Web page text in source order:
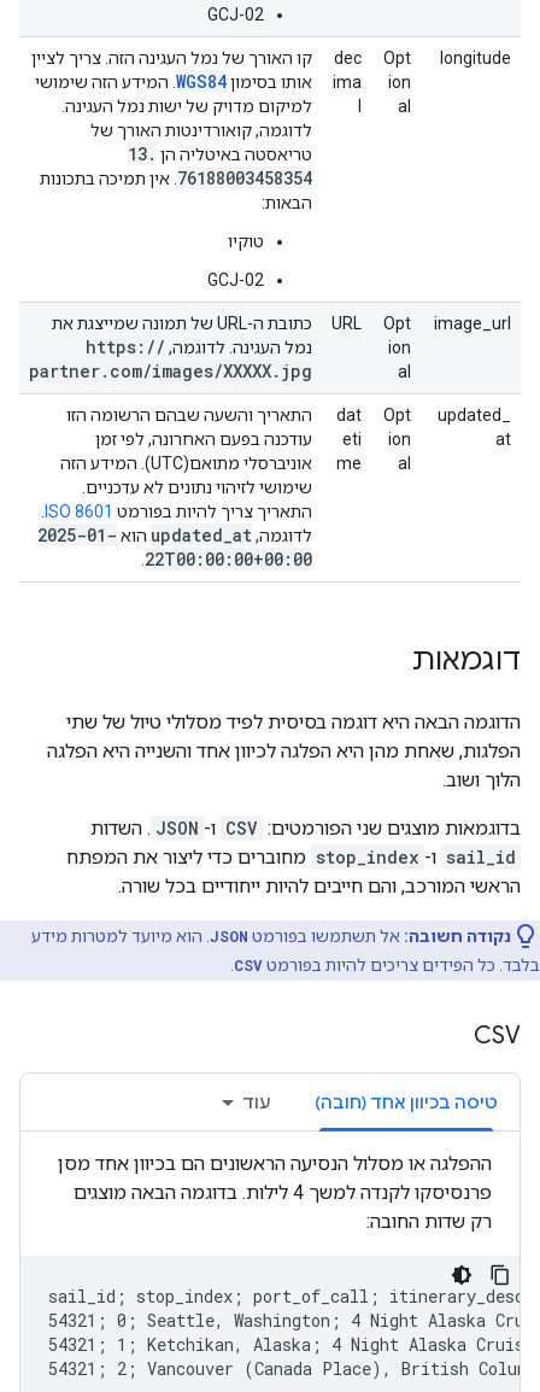
GCJ-02
longitude
Opt
ion
al
dec
ima
קו האורך של נמל העגינה הזה. צריך לציין
אותו בסימוןWGS84 . המידע הזה שימושי
למיקום מדויק של ישות נמל העגינה.
לדוגמה, קואורדינטות האורך של
טריאסטה באיטליה הן
13.
76188003458354 . אין תמיכה בתכונות
הבאות:
טוקיו
GCJ-02
image_url
Opt
ion
al
URL
כתובת ה-URL של תמונה שמייצגת את
נמל העגינה. לדוגמה,
https: //
partner. com/images/XXXXX. jpg
updated_
at
Opt
ion
al
dat
eti
me
התאריך והשעה שבהם הרשומה הזו
עודכנה בפעם האחרונה, לפי זמן
אוניברסלי מתואם(UTC). המידע הזה
שימושי לזיהוי נתונים לא עדכניים.
התאריך צריך להיות בפורמט ISO 8601
לדוגמה,
updated at הוא 2025-01-
22T00:00:00+00:00
דוגמאות
הדוגמה הבאה היא דוגמה בסיסית לפיד מסלולי טיול של שתי
הפלגות, שאחת מהן היא הפלגה לכיוון אחד והשנייה היא הפלגה
הלוך ושוב.
בדוגמאות מוצגים שני הפורמטים: CSV ו- JSON . השדות
sail_id ו- stop_index מחוברים כדי ליצור את המפתח
הראשי המורכב, והם חייבים להיות ייחודיים בכל שורה.
נקודה חשובה: אל תשתמשו בפורמט JSON . הוא מיועד למטרות מידע
בלבד. כל הפידים צריכים להיות בפורמטCSV
CSV
טיסה בכיוון אחד (חובה) עוד
ההפלגה או מסלול הנסיעה הראשונים הם בכיוון אחד מסן
פרנסיסקו לקנדה למשך 4 לילות. בדוגמה הבאה מוצגים
רק שדות החובה:
sail_id; stop_index; port_of_call;
54321; 0; Seattle, Washington; 4 Night Alaska
54321; 1; Ketchikan, Alaska; 4 Night Alaska